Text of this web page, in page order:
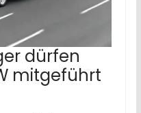
dürfen
mitgeführt